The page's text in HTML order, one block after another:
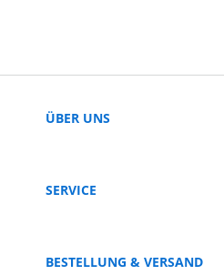
ÜBER UNS
SERVICE
BESTELLUNG & VERSAND